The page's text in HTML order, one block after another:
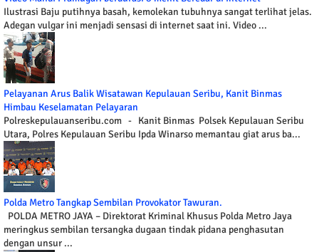
Ilustrasi Baju putihnya basah, kemolekan tubuhnya sangat terlihat jelas.
Adegan vulgar ini menjadi sensasi di internet saat ini. Video ...
Pelayanan Arus Balik Wisatawan Kepulauan Seribu, Kanit Binmas
Himbau Keselamatan Pelayaran
Polreskepulauanseribu.com - Kanit Binmas Polsek Kepulauan Seribu
Utara, Polres Kepulauan Seribu Ipda Winarso memantau giat arus ba...
Polda Metro Tangkap Sembilan Provokator Tawuran.
POLDA METRO JAYA – Direktorat Kriminal Khusus Polda Metro Jaya
meringkus sembilan tersangka dugaan tindak pidana penghasutan
dengan unsur ...